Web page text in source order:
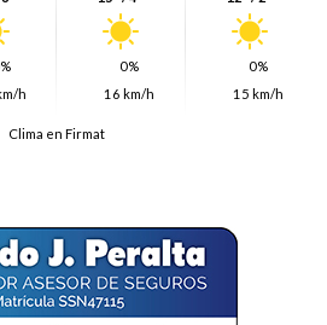
h
0%
16 km/h
0%
15 km/h
Clima en Firmat